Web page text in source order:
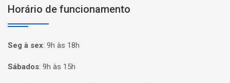
Horário de funcionamento
Seg à sex: 9h às 18h
Sábados: 9h às 15h